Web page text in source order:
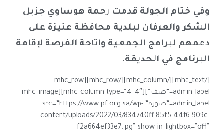
وفي ختام الجولة قدمت رحمة هوساوي جزيل
الشكر والعرفان لبلدية محافظة عنيزة على
دعمهم لبرامج الجمعية واتاحة الفرصة لإقامة
البرنامج في الحديقة.
[/mhc_text][/mhc_column][/mhc_row][mhc_row
admin_label=”صف”][mhc_column type=”4_4″][mhc_image
admin_label=”صورة” src=”https://www.pf.org.sa/wp-
content/uploads/2022/03/834740ff-85f5-44f6-909c-
f2a664ef33e7.jpg” show_in_lightbox=”off”